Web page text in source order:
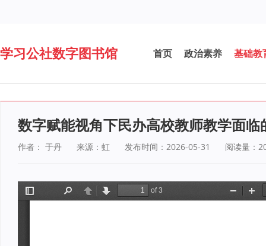
学习公社数字图书馆 首页 政治素养 基础教
数字赋能视角下民办高校教师教学面
作者： 于丹 来源：虹 发布时间：2026-05-31 阅读量：